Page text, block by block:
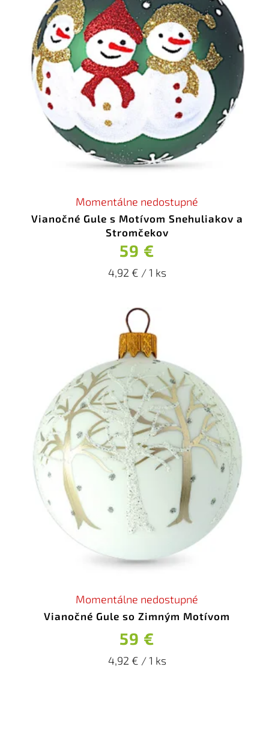
Vianočné Gule s Motívom Snehuliakov a
Stromčekov
Momentálne nedostupné
59 €
4,92 € / 1 ks
Vianočné Gule so Zimným Motívom
Momentálne nedostupné
59 €
4,92 € / 1 ks